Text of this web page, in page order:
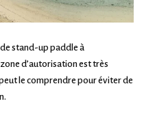
stand-up paddle à
d’autorisation est très
le comprendre pour éviter de